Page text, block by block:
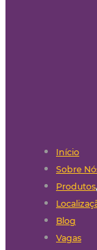
Início
Sobre
Produtos
Blog
Vagas